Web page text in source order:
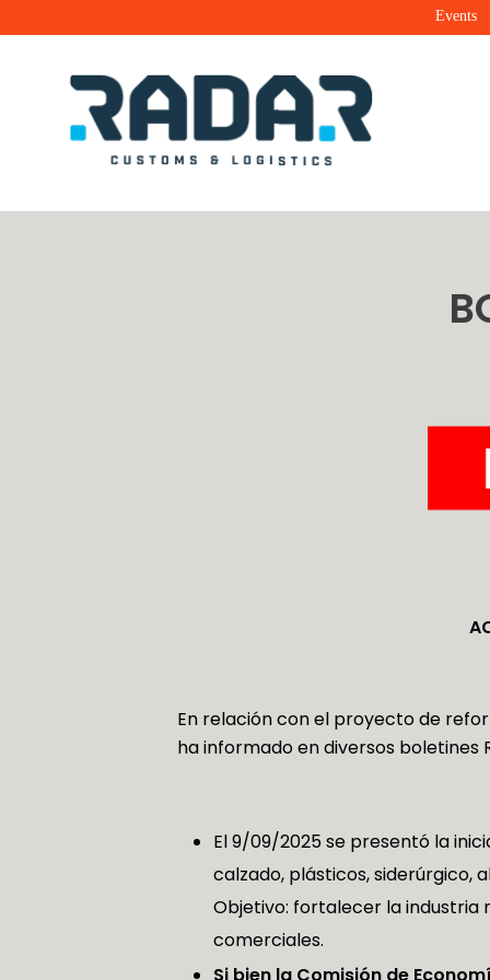
Events
En relación con el proyecto de
ha informado en diversos boletines
El 9/09/2025 se presentó la
calzado, plásticos, siderúrgico,
Objetivo: fortalecer la industria
comerciales.